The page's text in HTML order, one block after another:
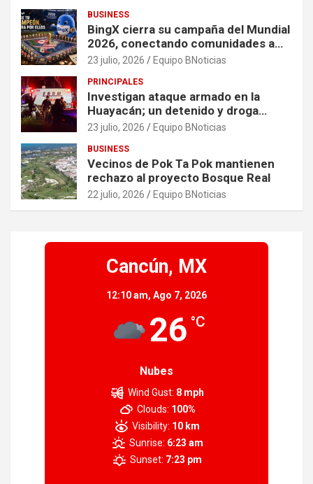
BUSINESS
BingX cierra su campaña del Mundial
2026, conectando comunidades a
través de experiencias exclusivas
23 julio, 2026 Equipo BNoticias
PRINCIPALES
Investigan ataque armado en la
Huayacán; un detenido y droga
asegurada tras persecución
23 julio, 2026 Equipo BNoticias
BUSINESS
Vecinos de Pok Ta Pok mantienen
rechazo al proyecto Bosque Real
22 julio, 2026 Equipo BNoticias
Cancún, MX
12:10 am, Ago 7, 2026
26 °C
Nubes
Wind Gust: 8 mph
Clouds: 100%
Visibility: 10 km
Sunrise: 6:23 am
Sunset: 7:23 pm